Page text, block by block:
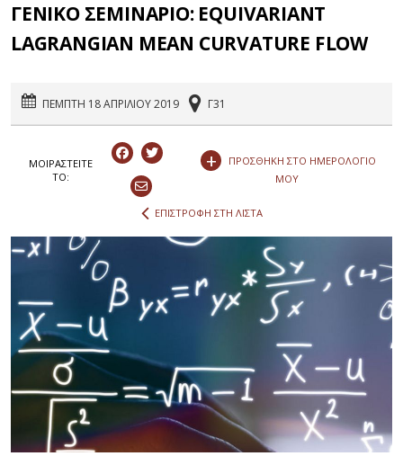
ΓΕΝΙΚΟ ΣΕΜΙΝΑΡΙΟ: EQUIVARIANT
LAGRANGIAN MEAN CURVATURE FLOW
ΠΕΜΠΤΗ 18 ΑΠΡΙΛΙΟΥ 2019 Γ31
ΜΟΙΡΑΣΤEIΤΕ
ΤΟ:
+
ΠΡΟΣΘΗΚΗ ΣΤΟ ΗΜΕΡΟΛΟΓΙΟ
ΜΟΥ
ΕΠΙΣΤΡΟΦΗ ΣΤΗ ΛΙΣΤΑ